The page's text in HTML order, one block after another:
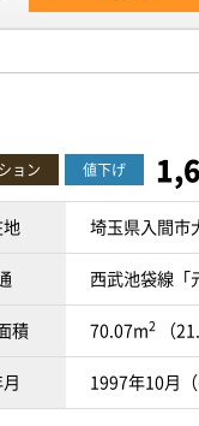
ョン 値下げ
埼玉県入間市
西武池袋線
積 70.07m2 （
1997年10月